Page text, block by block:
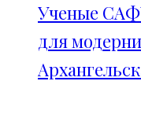
Ученые
для